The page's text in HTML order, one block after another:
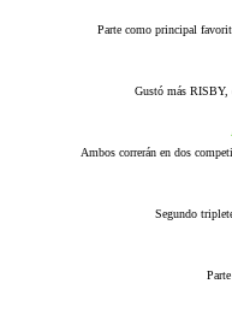
Parte como principal
Gustó más RISBY,
Ambos correrán en dos
Segundo